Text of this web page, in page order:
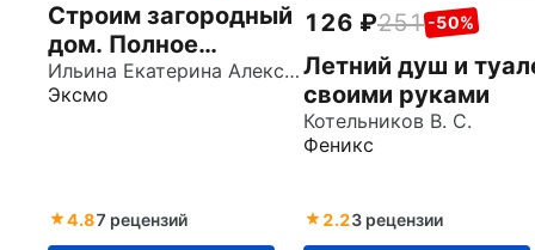
Строим загородный
дом. Полное
руководство для
современного
Ильина Екатерина Александровна
Эксмо
4.87 рецензий
126 251 -50%
Летний душ и
своими руками
Котельников В. С.
Феникс
2.23 рецензии